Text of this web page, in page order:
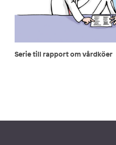
Serie till rapport om vårdköer